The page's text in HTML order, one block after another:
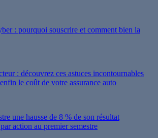
: pourquoi souscrire et comment bien la
: découvrez ces astuces incontournables
le coût de votre assurance auto
une hausse de 8 % de son résultat
action au premier semestre